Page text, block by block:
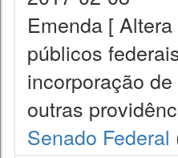
Emenda [
públicos
incorporação
outras
Senado Federal